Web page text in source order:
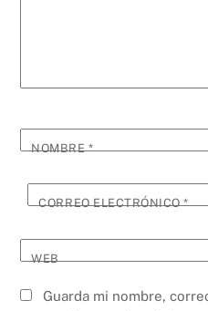
NOMBRE*
CORREO ELECTRÓNICO*
WEB
Guarda mi nombre,